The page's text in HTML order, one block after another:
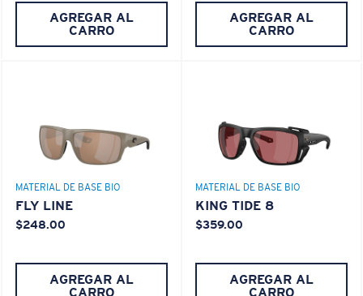
AGREGAR AL
CARRO
AGREGAR AL
CARRO
MATERIAL DE BASE BIO
FLY LINE
$248.00
AGREGAR AL
CARRO
MATERIAL DE BASE BIO
KING TIDE 8
$359.00
AGREGAR AL
CARRO